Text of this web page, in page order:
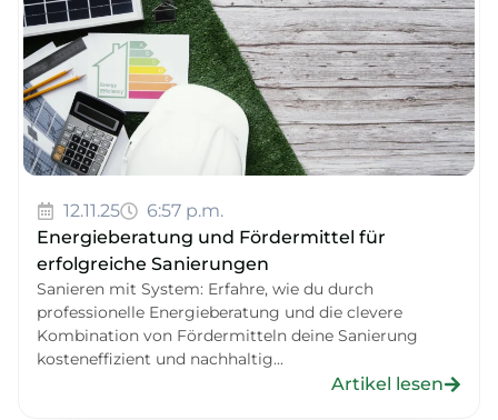
12.11.25
6:57 p.m.
Energieberatung und Fördermittel für
erfolgreiche Sanierungen
Sanieren mit System: Erfahre, wie du durch
professionelle Energieberatung und die clevere
Kombination von Fördermitteln deine Sanierung
kosteneffizient und nachhaltig...
Artikel lesen